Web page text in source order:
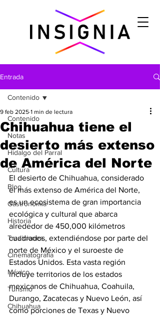
Entrada
Contenido
Notas
Hidalgo del Parral
Cultura
Blog
Gastronomìa
Historia
Tradiciones
Cinematografía
México
Turismo
Chihuahua
Contenido
Chihuahua tiene el
desierto más extenso
de América del Norte
9 feb 2025 1 min de lectura
El desierto de Chihuahua, considerado
el más extenso de América del Norte,
es un ecosistema de gran importancia
ecológica y cultural que abarca
alrededor de 450,000 kilómetros
cuadrados, extendiéndose por parte del
norte de México y el suroeste de
Estados Unidos. Esta vasta región
incluye territorios de los estados
mexicanos de Chihuahua, Coahuila,
Durango, Zacatecas y Nuevo León, así
como porciones de Texas y Nuevo